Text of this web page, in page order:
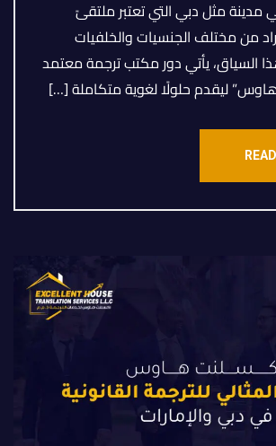
مثل دبي التي تعتبر ملتقىً
من مختلف الجنسيات والخلفيات
السياق، يأتي دور مكتب ترجمة معتمد
ليقدم حلولًا لغوية متكاملة […]